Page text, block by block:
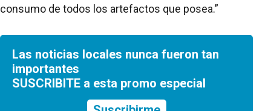
consumo de todos los artefactos que posea.”
Las noticias locales nunca fueron tan
importantes
SUSCRIBITE a esta promo especial